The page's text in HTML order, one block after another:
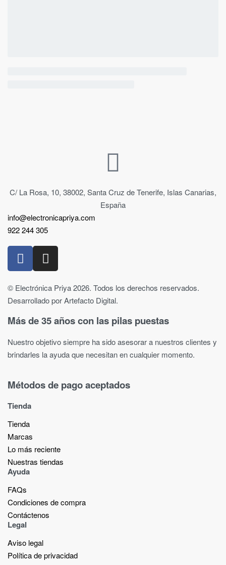
C/ La Rosa, 10, 38002, Santa Cruz de Tenerife, Islas Canarias,
España
info@electronicapriya.com
922 244 305
© Electrónica Priya 2026. Todos los derechos reservados.
Desarrollado por Artefacto Digital.
Más de 35 años con las pilas puestas
Nuestro objetivo siempre ha sido asesorar a nuestros clientes y
brindarles la ayuda que necesitan en cualquier momento.
Métodos de pago aceptados
Tienda
Tienda
Marcas
Lo más reciente​
Nuestras tiendas​
Ayuda
FAQs
Condiciones de compra
Contáctenos
Legal
Aviso legal
Política de privacidad